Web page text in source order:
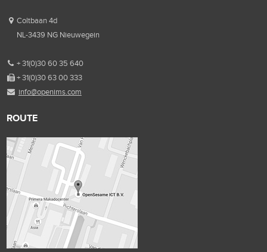
Coltbaan 4d
NL-3439 NG Nieuwegein
+ 31(0)30 60 35 640
+ 31(0)30 63 00 333
info@openims.com
ROUTE